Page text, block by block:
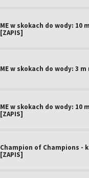
ME w skokach do wody: 10
[ZAPIS]
ME w skokach do wody: 3 m
ME w skokach do wody: 10
[ZAPIS]
Champion of Champions -
[ZAPIS]